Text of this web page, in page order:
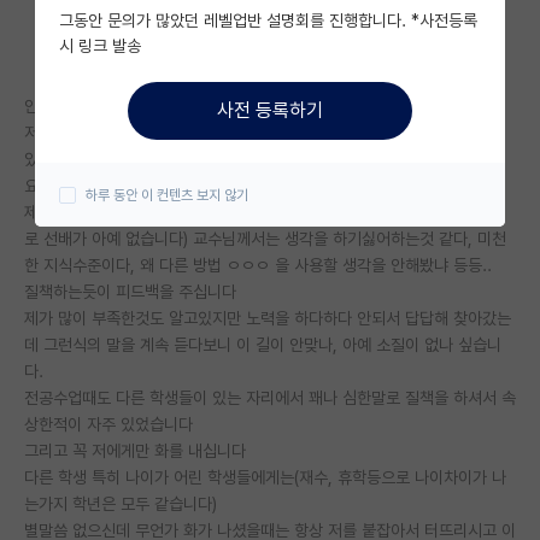
미국 유학 게시판
미국 대학원 합격 후기 게시판
대학원생 모집 게시판
연구실(PI) 홍보 게시판
석박사 채용 정보 게시판
임용 정보 게시판
취업 게시판
임용 후기 게시판
PI 전용 게시판
안녕하세요 답답한 마음에 몇글자 적어봅니다
저는 신생랩의 대학원생이고 이 연구실에는 학부생때부터
있었습니다.
요지만 말씀 드리자면 지도교수님께서 언행이 살짝 지나치십니다
제가 처음 해보는 연구에서 헤메는 부분을 교수님께 여쭤보면(참고로 제 위
로 선배가 아예 없습니다) 교수님께서는 생각을 하기싫어하는것 같다, 미천
한 지식수준이다, 왜 다른 방법 ㅇㅇㅇ 을 사용할 생각을 안해봤냐 등등..
질책하는듯이 피드백을 주십니다
제가 많이 부족한것도 알고있지만 노력을 하다하다 안되서 답답해 찾아갔는
데 그런식의 말을 계속 듣다보니 이 길이 안맞나, 아예 소질이 없나 싶습니
다.
전공수업때도 다른 학생들이 있는 자리에서 꽤나 심한말로 질책을 하셔서 속
상한적이 자주 있었습니다
그리고 꼭 저에게만 화를 내십니다
다른 학생 특히 나이가 어린 학생들에게는(재수, 휴학등으로 나이차이가 나
는가지 학년은 모두 같습니다)
별말씀 없으신데 무언가 화가 나셨을때는 항상 저를 붙잡아서 터뜨리시고 이
그동안 문의가 많았던 레벨업반 설명회를 진행합니다. *사전등록
시 링크 발송
사전 등록하기
하루 동안 이 컨텐츠 보지 않기